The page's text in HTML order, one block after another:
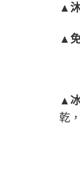
▲
▲
▲
乾